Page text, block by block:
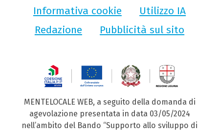
Informativa cookie
Utilizzo IA
Redazione
Pubblicità sul sito
MENTELOCALE WEB, a seguito della domanda di
agevolazione presentata in data 03/05/2024
nell’ambito del Bando “Supporto allo sviluppo di